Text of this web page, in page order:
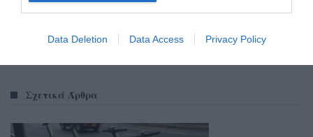
Data Deletion Data Access Privacy Policy
Σχετικά Άρθρα